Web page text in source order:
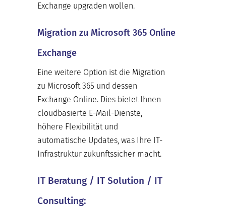
Exchange upgraden wollen.
Migration zu Microsoft 365 Online
Exchange
Eine weitere Option ist die Migration
zu Microsoft 365 und dessen
Exchange Online. Dies bietet Ihnen
cloudbasierte E-Mail-Dienste,
höhere Flexibilität und
automatische Updates, was Ihre IT-
Infrastruktur zukunftssicher macht.
IT Beratung / IT Solution / IT
Consulting: